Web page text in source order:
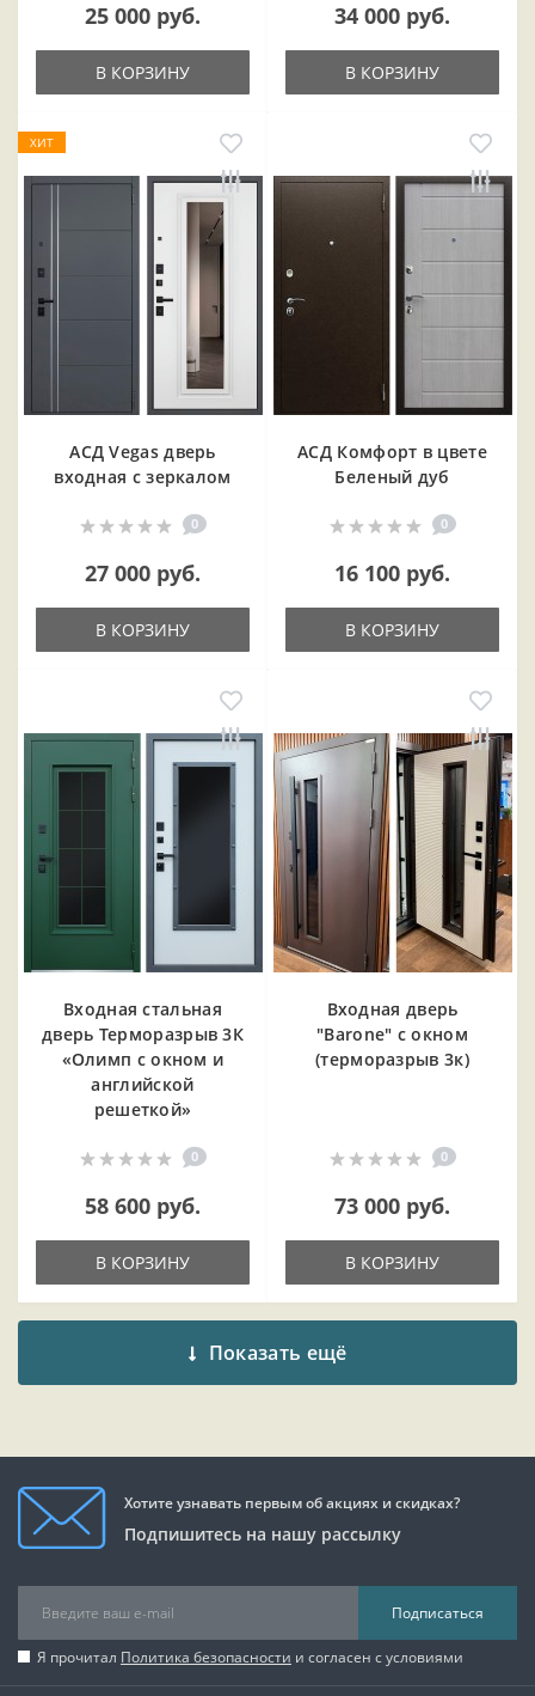
25 000 руб.
В КОРЗИНУ
34 000 руб.
В КОРЗИНУ
ХИТ
АСД Vegas дверь
входная с зеркалом
0
27 000 руб.
В КОРЗИНУ
АСД Комфорт в цвете
Беленый дуб
0
16 100 руб.
В КОРЗИНУ
Входная cтальная
дверь Терморазрыв 3К
«Олимп с окном и
английской
решеткой»
0
58 600 руб.
В КОРЗИНУ
Входная дверь
"Barone" с окном
(терморазрыв 3к)
0
73 000 руб.
В КОРЗИНУ
Показать ещё
Хотите узнавать первым об акциях и скидках?
Подпишитесь на нашу рассылку
Подписаться
Я прочитал Политика безопасности и согласен с условиями